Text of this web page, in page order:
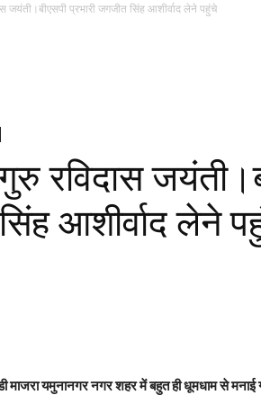
जयंती।बीएसपी प्रभारी जगजीत सिंह आशीर्वाद लेने पहुंचे
रविदास
आशीर्वाद लेने
माजरा यमुनानगर नगर शहर में बहुत ही धूमधाम से मनाई